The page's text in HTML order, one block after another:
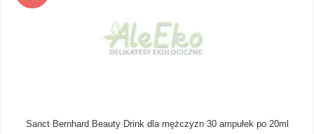
Sanct Bernhard Beauty Drink dla mężczyzn 30 ampułek po 20ml